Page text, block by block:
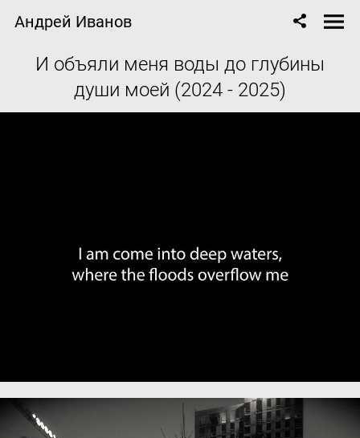
Андрей Иванов
И объяли меня воды до глубины
души моей (2024 - 2025)